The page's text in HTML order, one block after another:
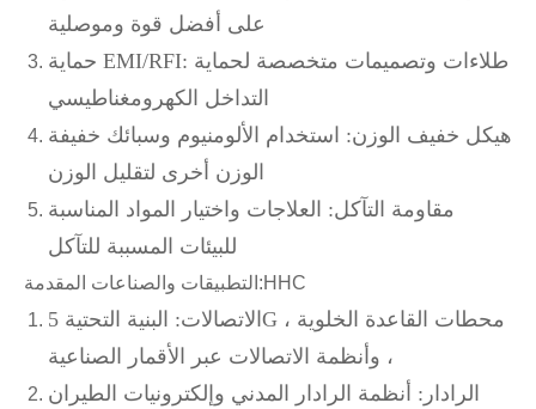
على أفضل قوة وموصلية
حماية EMI/RFI: طلاءات وتصميمات متخصصة لحماية
التداخل الكهرومغناطيسي
هيكل خفيف الوزن: استخدام الألومنيوم وسبائك خفيفة
الوزن أخرى لتقليل الوزن
مقاومة التآكل: العلاجات واختيار المواد المناسبة
للبيئات المسببة للتآكل
التطبيقات والصناعات المقدمة:HHC
الاتصالات: البنية التحتية 5G ، محطات القاعدة الخلوية
، وأنظمة الاتصالات عبر الأقمار الصناعية
الرادار: أنظمة الرادار المدني وإلكترونيات الطيران